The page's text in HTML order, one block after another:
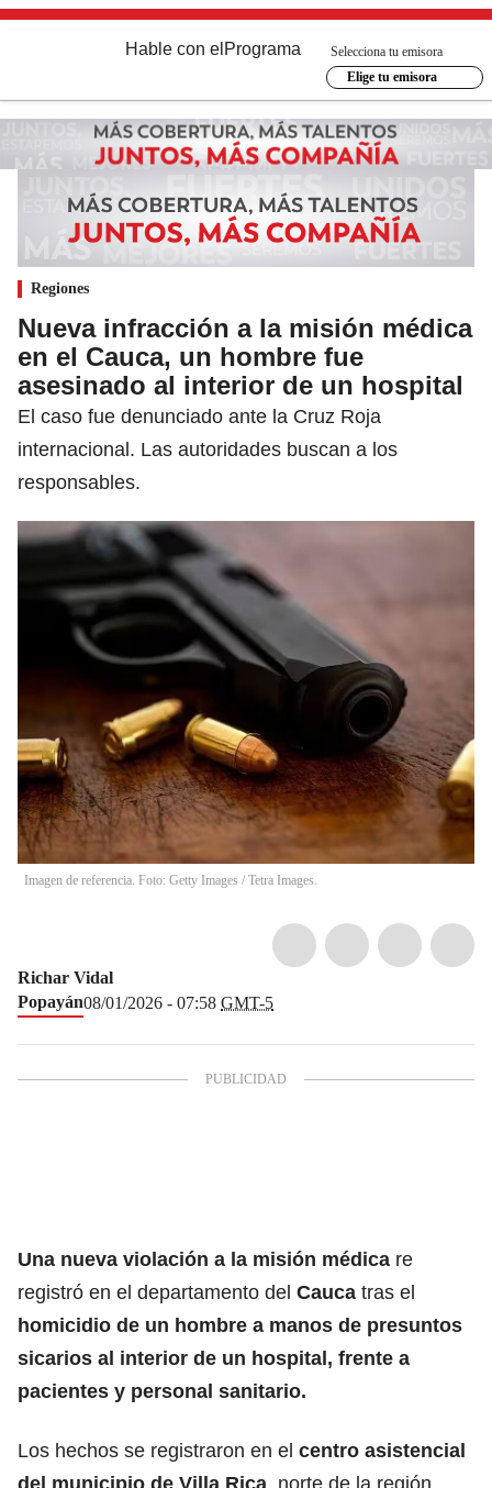
Hable con el Programa
Selecciona tu emisora
Elige tu emisora
Regiones
Nueva infracción a la misión médica
en el Cauca, un hombre fue
asesinado al interior de un hospital
El caso fue denunciado ante la Cruz Roja
internacional. Las autoridades buscan a los
responsables.
Imagen de referencia. Foto: Getty Images / Tetra Images.
Richar Vidal
Popayán08/01/2026 - 07:58 GMT-5
Una nueva violación a la misión médica re
registró en el departamento del Cauca tras el
homicidio de un hombre a manos de presuntos
sicarios al interior de un hospital, frente a
pacientes y personal sanitario.
Los hechos se registraron en el centro asistencial
del municipio de Villa Rica, norte de la región